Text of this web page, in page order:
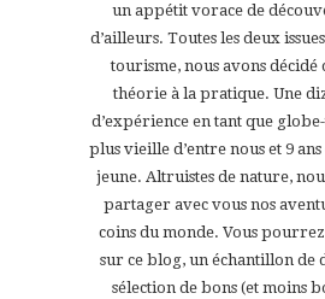
un appétit vorace de
d’ailleurs. Toutes les deux
tourisme, nous avons décidé
théorie à la pratique. Une
d’expérience en tant que
plus vieille d’entre nous et 9
jeune. Altruistes de nature,
partager avec vous nos
coins du monde. Vous
sur ce blog, un échantillon de
sélection de bons (et moins